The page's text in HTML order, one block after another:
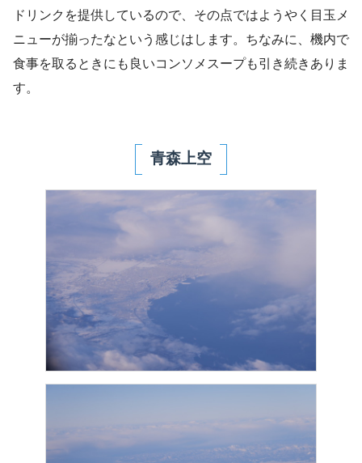
ドリンクを提供しているので、その点ではようやく目玉メ
ニューが揃ったなという感じはします。ちなみに、機内で
食事を取るときにも良いコンソメスープも引き続きありま
す。
青森上空